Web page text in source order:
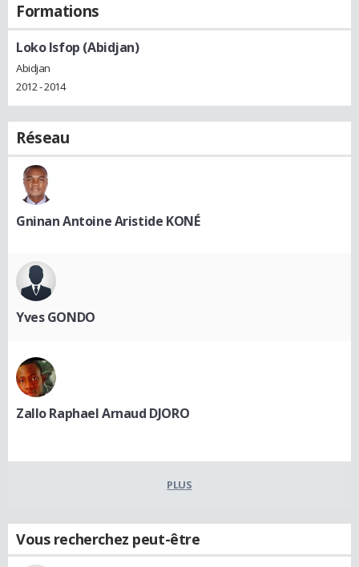
Formations
Loko Isfop (Abidjan)
Abidjan
2012 - 2014
Réseau
Gninan Antoine Aristide KONÉ
Yves GONDO
Zallo Raphael Arnaud DJORO
PLUS
Vous recherchez peut-être